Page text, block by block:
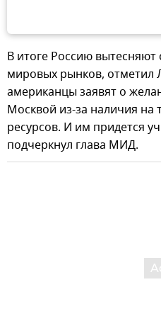
В итоге Россию вытесняют
мировых рынков, отметил
американцы заявят о
Москвой из-за наличия на
ресурсов. И им придется
подчеркнул глава МИД.